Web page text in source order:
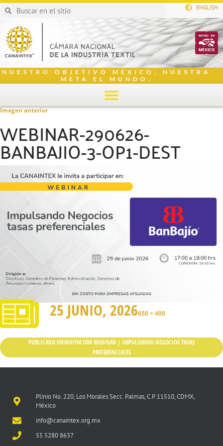
ENGLISH
NUESTRO OBJETIVO MÉXICO, NUESTRA
META EL MUNDO.
Imagen anterior
WEBINAR-290626-
BANBAJIO-3-OP1-DEST
25 JUNIO, 2026650 × 400
PUBLICADO ENINVITACIÓN WEBINAR | IMPULSANDO NEGOCIOS TASAS
PREFERENCIALES
Plinio No. 220, Los Morales Secc. Palmas, C.P. 11510, CDMX,
México
info@canaintex.org.mx
55 5280 8637